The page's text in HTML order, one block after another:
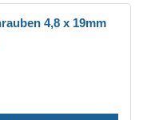
4,8 x 19mm